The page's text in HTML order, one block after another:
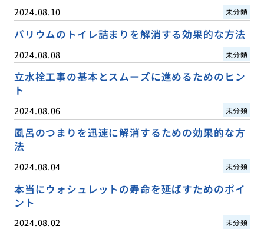
2024.08.10 未分類
バリウムのトイレ詰まりを解消する効果的な方法
2024.08.08 未分類
立水栓工事の基本とスムーズに進めるためのヒン
ト
2024.08.06 未分類
風呂のつまりを迅速に解消するための効果的な方
法
2024.08.04 未分類
本当にウォシュレットの寿命を延ばすためのポイ
ント
2024.08.02 未分類